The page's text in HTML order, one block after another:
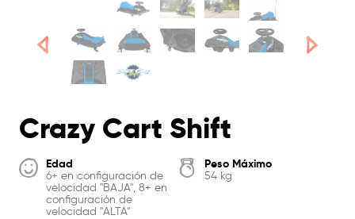
Crazy Cart Shift
Edad
6+ en configuración de
velocidad "BAJA", 8+ en
configuración de
velocidad "ALTA"
Peso Máximo
54 kg